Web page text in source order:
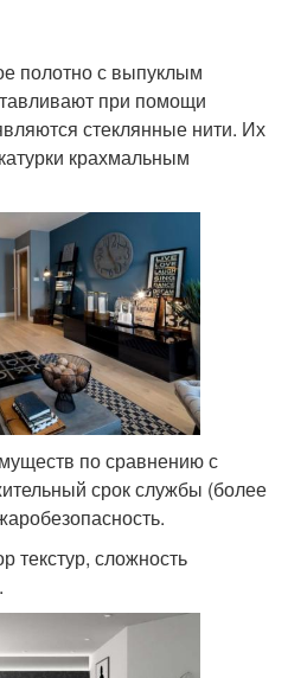
полотно с выпуклым
при помощи
стеклянные нити. Их
крахмальным
по сравнению с
срок службы (более
текстур, сложность